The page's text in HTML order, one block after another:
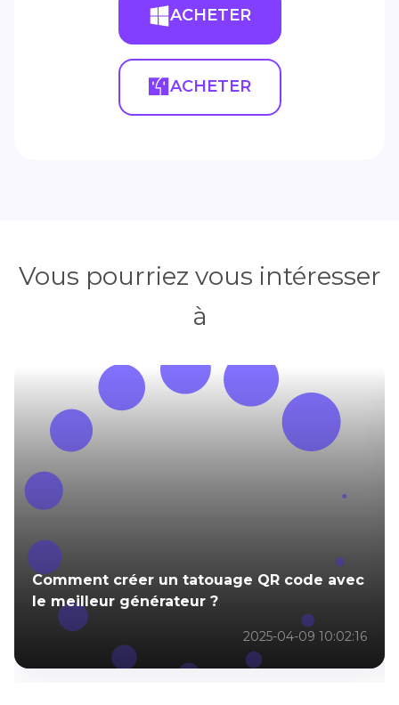
ACHETER
ACHETER
Vous pourriez vous intéresser
à
Comment créer un tatouage QR code avec
le meilleur générateur ?
2025-04-09 10:02:16